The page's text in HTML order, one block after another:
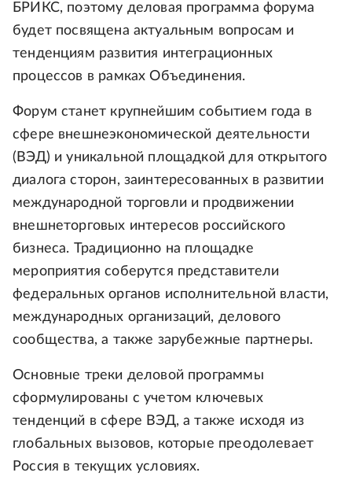
БРИКС, поэтому деловая программа форума
будет посвящена актуальным вопросам и
тенденциям развития интеграционных
процессов в рамках Объединения.
Форум станет крупнейшим событием года в
сфере внешнеэкономической деятельности
(ВЭД) и уникальной площадкой для открытого
диалога сторон, заинтересованных в развитии
международной торговли и продвижении
внешнеторговых интересов российского
бизнеса. Традиционно на площадке
мероприятия соберутся представители
федеральных органов исполнительной власти,
международных организаций, делового
сообщества, а также зарубежные партнеры.
Основные треки деловой программы
сформулированы с учетом ключевых
тенденций в сфере ВЭД, а также исходя из
глобальных вызовов, которые преодолевает
Россия в текущих условиях.